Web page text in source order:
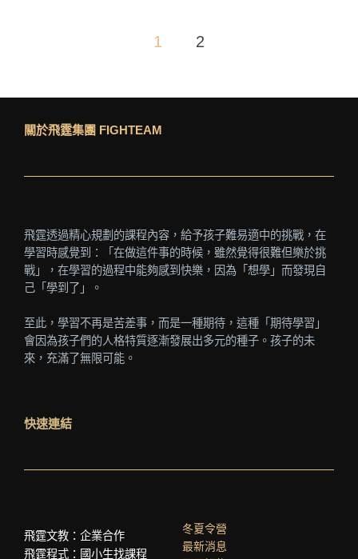
1 2
關於飛霆集團 FIGHTEAM
飛霆透過精心規劃的課程內容，給予孩子難易適中的挑戰，在
學習時感覺到：「在做這件事的時候，雖然覺得很難但樂於挑
戰」，在學習的過程中能夠感到快樂，因為「想學」而發現自
己「學到了」。
至此，學習不再是苦差事，而是一種期待，這種「期待學習」
會因為孩子們的人格特質逐漸發展出多元的種子。孩子的未
來，充滿了無限可能。
快速連結
飛霆文教：企業合作
飛霆程式：國小生找課程
冬夏令營
最新消息